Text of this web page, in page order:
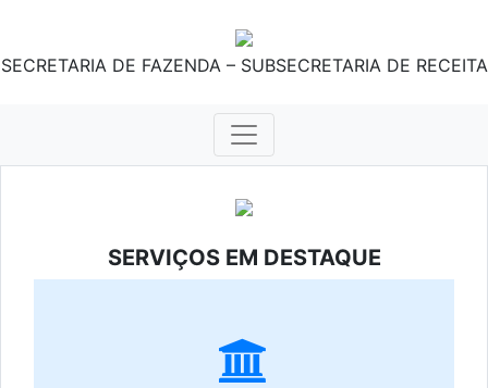
SECRETARIA DE FAZENDA – SUBSECRETARIA DE RECEITA
SERVIÇOS EM DESTAQUE